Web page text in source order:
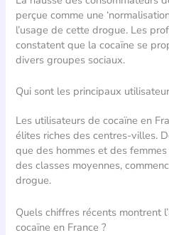
perçue comme une
l’usage de cette drogue. Les
constatent que la cocaïne se
divers groupes sociaux.
Qui sont les principaux
Les utilisateurs de cocaïne en
élites riches des centres-villes.
que des hommes et des
des classes moyennes,
drogue.
Quels chiffres récents montrent
cocaïne en France ?